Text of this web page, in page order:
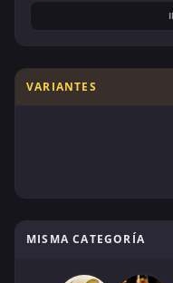
VARIANTES
MISMA CATEGORÍA